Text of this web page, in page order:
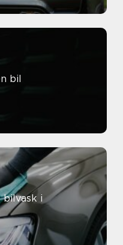
bil
bilvask i